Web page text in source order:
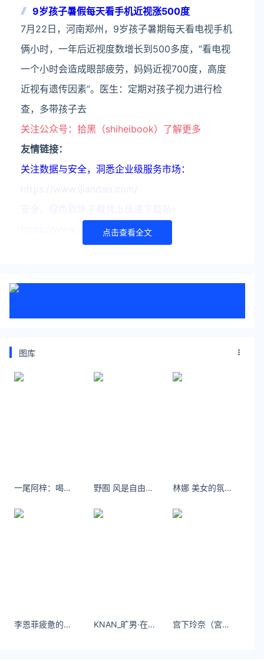
9岁孩子暑假每天看手机近视涨500度
7月22日，河南郑州，9岁孩子暑期每天看电视手机
俩小时，一年后近视度数增长到500多度，“看电视
一个小时会造成眼部疲劳，妈妈近视700度，高度
近视有遗传因素”。医生：定期对孩子视力进行检
查，多带孩子去
关注公众号：拾黑（shiheibook）了解更多
友情链接：
关注数据与安全，洞悉企业级服务市场：
https://www.yaorank.com/
*文章为作者独立观点，不代表 文娱排行榜 立场
郑州 核酸 黄码 河南
点击查看全文
图库
一尾阿梓：喝醉了全世界都是我的，可就你不是。 野囿 风是自由的，我也是 林娜 美女的氛围感 - 小红书
李恩菲疲惫的生活总要有些温柔的人和事来治愈。 KNAN_旷男·在竹林里躺平 - 小红书 宫下玲奈（宮下玲奈）别去打扰一个不愿意理你的人，他心里那个最重要的人不是你